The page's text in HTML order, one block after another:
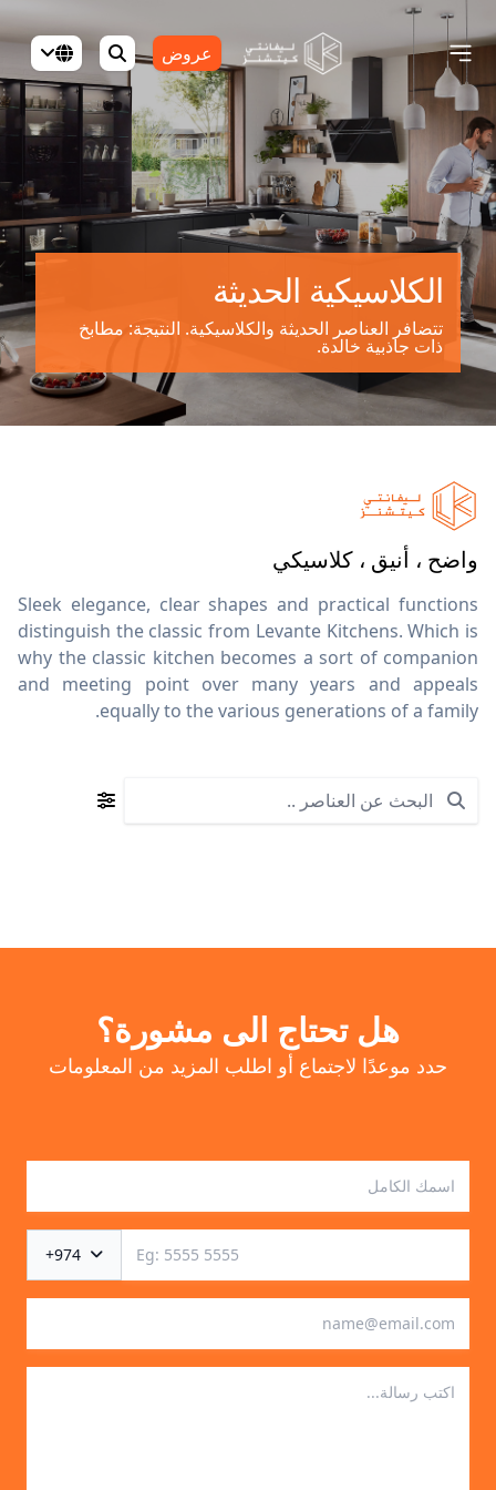
عروض
الكلاسيكية الحديثة
تتضافر العناصر الحديثة والكلاسيكية. النتيجة: مطابخ
ذات جاذبية خالدة.
واضح ، أنيق ، كلاسيكي
Sleek elegance, clear shapes and practical functions
distinguish the classic from Levante Kitchens. Which is
why the classic kitchen becomes a sort of companion
and meeting point over many years and appeals
equally to the various generations of a family.
Search
هل تحتاج الى مشورة؟
حدد موعدًا لاجتماع أو اطلب المزيد من المعلومات
+974